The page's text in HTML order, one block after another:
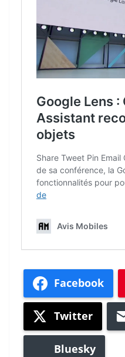
Facebook
Twitter
Bluesky